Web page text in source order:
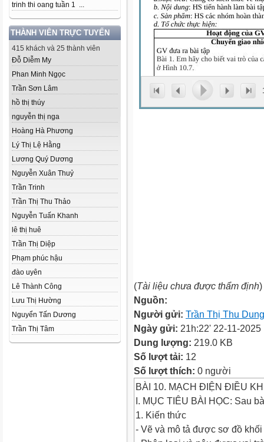
trinh thi oang tuần 1 ...
THÀNH VIÊN TRỰC TUYẾN
415 khách và 25 thành viên
Đỗ Diễm My
Phan Minh Ngọc
Trần Sơn Lâm
hồ thị thúy
nguyễn thị nga
Hoàng Hà Phương
Lý Thị Lệ Hằng
Lương Quý Dương
Nguyễn Xuân Thuỷ
Trần Trinh
Trần Thị Thu Thảo
Nguyễn Tuấn Khanh
lê thị huê
Trần Thị Diệp
Phạm phúc hậu
đào uyên
Lê Thành Công
Lưu Thị Hường
Nguyển Tấn Dương
Trần Thị Tâm
(Tài liệu chưa được thẩm định)
Nguồn:
Người gửi: Trần Thị Thu Dung
Ngày gửi: 21h:22' 22-11-2025
Dung lượng: 219.0 KB
Số lượt tải: 12
Số lượt thích: 0 người
BÀI 10. MẠCH ĐIỆN ĐIỀU
I. MỤC TIÊU BÀI HỌC: Sau
1. Kiến thức
- Vẽ và mô tả được sơ đồ